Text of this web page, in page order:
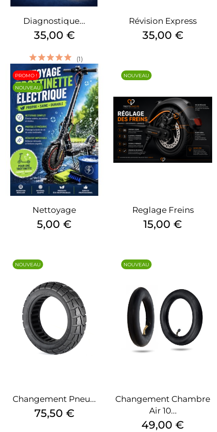
Diagnostique...
Prix
35,00 €
Révision Express
Prix
35,00 €
(1)
Nettoyage
Prix
5,00 €
PROMO !
NOUVEAU
Reglage Freins
Prix
15,00 €
NOUVEAU
Changement Pneu...
Prix
75,50 €
NOUVEAU
Changement Chambre
Air 10...
Prix
49,00 €
NOUVEAU